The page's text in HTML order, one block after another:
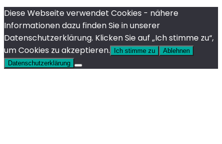
Diese Webseite verwendet Cookies - nähere
Informationen dazu finden Sie in unserer
Datenschutzerklärung. Klicken Sie auf „Ich stimme zu“,
um Cookies zu akzeptieren.
Ich stimme zu
Ablehnen
Datenschutzerklärung